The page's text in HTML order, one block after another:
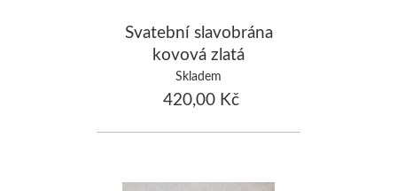
Svatební slavobrána
kovová zlatá
Skladem
420,00 Kč